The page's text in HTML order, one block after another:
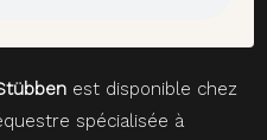
est disponible chez
spécialisée à